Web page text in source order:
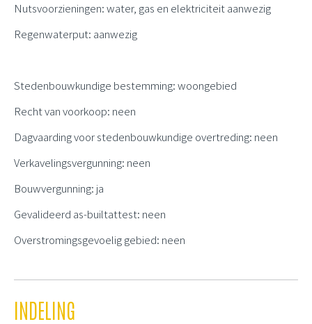
Nutsvoorzieningen: water, gas en elektriciteit aanwezig
Regenwaterput: aanwezig
Stedenbouwkundige bestemming: woongebied
Recht van voorkoop: neen
Dagvaarding voor stedenbouwkundige overtreding: neen
Verkavelingsvergunning: neen
Bouwvergunning: ja
Gevalideerd as-builtattest: neen
Overstromingsgevoelig gebied: neen
INDELING